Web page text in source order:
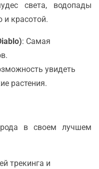
света, водопады
красотой.
: Самая
увидеть
растения.
в своем лучшем
трекинга и